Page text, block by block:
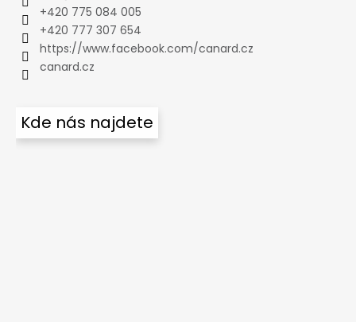
+420 775 084 005
+420 777 307 654
https://www.facebook.com/canard.cz
canard.cz
Kde nás najdete